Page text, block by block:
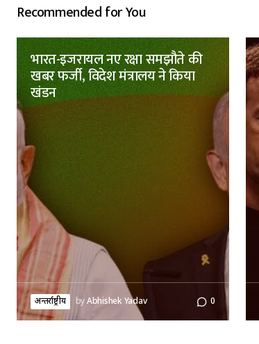
Recommended for You
भारत-इजरायल नए रक्षा समझौते की
खबर फर्जी, विदेश मंत्रालय ने किया
खंडन
अन्तर्राष्ट्रीय byAbhishek Yadav 0